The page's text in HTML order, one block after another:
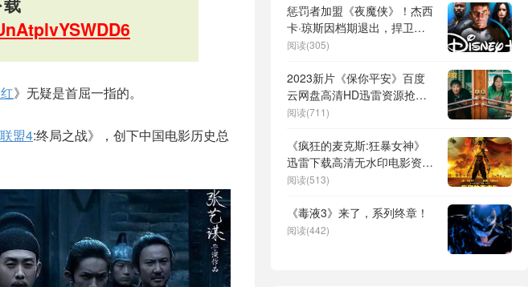
》无疑是首屈一指的。
盟4:终局之战》，创下中国电影历史总
惩罚者加盟《夜魔侠》！杰西
卡·琼斯因档期退出，捍卫者
联盟3人回归
阅读(305)
2023新片《保你平安》百度
云网盘高清HD迅雷资源抢先
看
阅读(711)
《疯狂的麦克斯:狂暴女神》
迅雷下载高清无水印电影资源
下载免费下载HD1080p版本
阅读(513)
《毒液3》来了，系列终章！
阅读(442)